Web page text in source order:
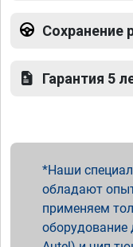
Сохранение
Гарантия 5
Наши
обладают
применяем
оборудование